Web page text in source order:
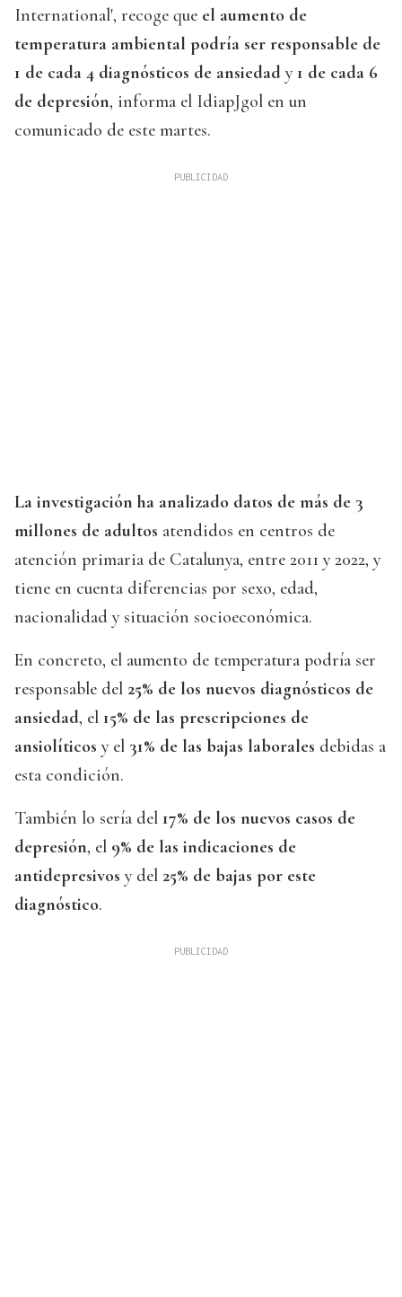
International', recoge que el aumento de
temperatura ambiental podría ser responsable de
1 de cada 4 diagnósticos de ansiedad y1 de cada 6
de depresión, informa el IdiapJgol en un
comunicado de este martes.
La investigación ha analizado datos de más de 3
millones de adultos atendidos en centros de
atención primaria de Catalunya, entre 2011 y 2022, y
tiene en cuenta diferencias por sexo, edad,
nacionalidad y situación socioeconómica.
En concreto, el aumento de temperatura podría ser
responsable del 25% de los nuevos diagnósticos de
ansiedad, el 15% de las prescripciones de
ansiolíticos y el 31% de las bajas laborales debidas a
esta condición.
También lo sería del 17% de los nuevos casos de
depresión, el 9% de las indicaciones de
antidepresivos y del 25% de bajas por este
diagnóstico.